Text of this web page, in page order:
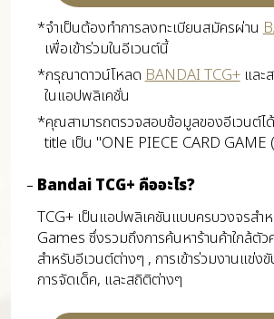
*จำเป็นต้องทำการลงทะเบียนสมัครผ่าน
เพื่อเข้าร่วมในอีเวนต์นี้
*กรุณาดาวน์โหลดBANDAI TCG+และ
ในแอปพลิเคชั่น
*คุณสามารถตรวจสอบข้อมูลของอีเวนต์ไ
title เป็น "ONE PIECE CARD
Bandai TCG+ คืออะไร?
TCG+ เป็นแอปพลิเคชันแบบครบวงจรสำ
Games ซึ่งรวมถึงการค้นหาร้านค้าใกล้ตั
สำหรับอีเวนต์ต่างๆ , การเข้าร่วมงานแข่ง
การจัดเด็ค, และสถิติต่างๆ